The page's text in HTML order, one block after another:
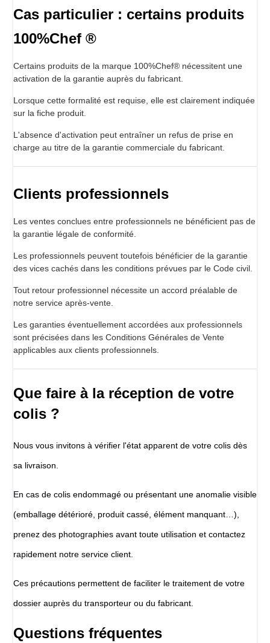
Cas particulier : certains produits
100%Chef ®
Certains produits de la marque 100%Chef® nécessitent une
activation de la garantie auprès du fabricant.
Lorsque cette formalité est requise, elle est clairement indiquée
sur la fiche produit.
L'absence d'activation peut entraîner un refus de prise en
charge au titre de la garantie commerciale du fabricant.
Clients professionnels
Les ventes conclues entre professionnels ne bénéficient pas de
la garantie légale de conformité.
Les professionnels peuvent toutefois bénéficier de la garantie
des vices cachés dans les conditions prévues par le Code civil.
Tout retour professionnel nécessite un accord préalable de
notre service après-vente.
Les garanties éventuellement accordées aux professionnels
sont précisées dans les Conditions Générales de Vente
applicables aux clients professionnels.
Que faire à la réception de votre
colis ?
Nous vous invitons à vérifier l'état apparent de votre colis dès
sa livraison.
En cas de colis endommagé ou présentant une anomalie visible
(emballage détérioré, produit cassé, élément manquant…),
prenez des photographies avant toute utilisation et contactez
rapidement notre service client.
Ces précautions permettent de faciliter le traitement de votre
dossier auprès du transporteur ou du fabricant.
Questions fréquentes